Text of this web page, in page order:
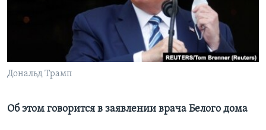
Learning English
СОЦИАЛЬНЫЕ СЕТИ
Языки
Дональд Трамп
Об этом говорится в заявлении врача Белого дома